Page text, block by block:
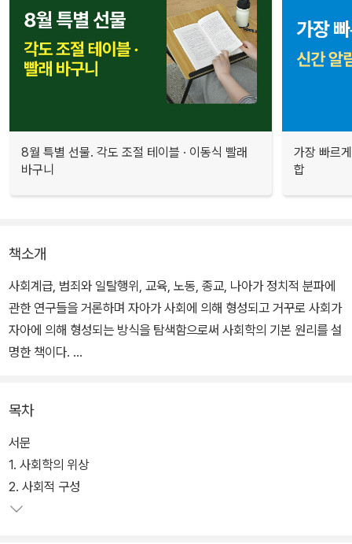
8월 특별 선물. 각도 조절 테이블 · 이동식 빨래
바구니
가장 빠르
합
책소개
사회계급, 범죄와 일탈행위, 교육, 노동, 종교, 나아가 정치적 분파에
관한 연구들을 거론하며 자아가 사회에 의해 형성되고 거꾸로 사회가
자아에 의해 형성되는 방식을 탐색함으로써 사회학의 기본 원리를 설
명한 책이다.
과학에서의 ‘과학’을 강조하며 새로운 의제나 발상이 사회학을 형성
하긴 하지만 객관적이고 가치중립적인 사회분석이 필수적이라고 강
조한다. 또 사회학이 사회과학이어야만 한다고 주장할 때는 사회학
특유의 연구대상에서 유래하는 고유한 이점과 난점도 염두에 두어야
한다고 말한다.
목차
서문
1. 사회학의 위상
2. 사회적 구성